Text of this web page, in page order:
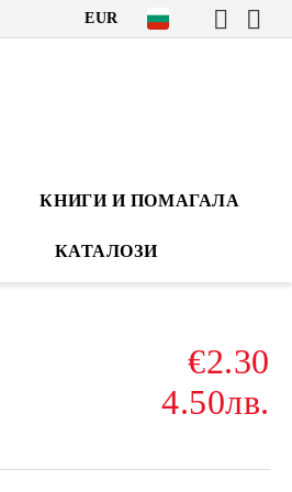
EUR
КНИГИ И ПОМАГАЛА
КАТАЛОЗИ
€2.30
4.50лв.